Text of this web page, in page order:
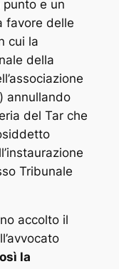
punto e un
favore delle
cui la
della
annullando
del Tar che
Tribunale
accolto il
la